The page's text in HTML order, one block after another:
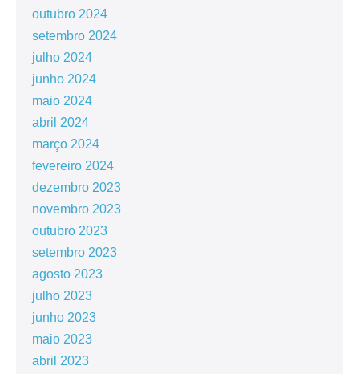
outubro 2024
setembro 2024
julho 2024
junho 2024
maio 2024
abril 2024
março 2024
fevereiro 2024
dezembro 2023
novembro 2023
outubro 2023
setembro 2023
agosto 2023
julho 2023
junho 2023
maio 2023
abril 2023